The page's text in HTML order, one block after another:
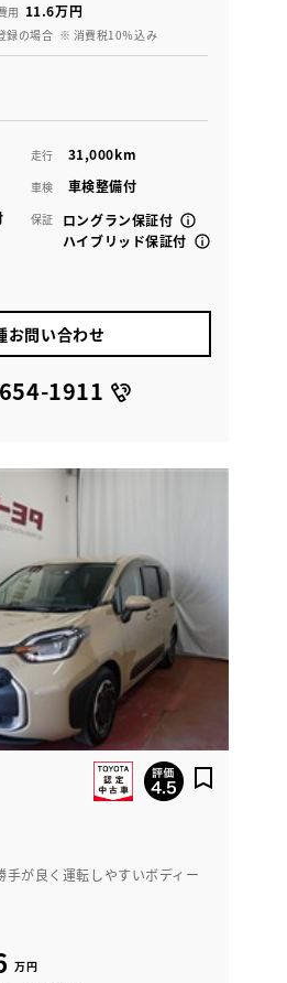
用 11.6万円
録の場合 ※ 消費税10％込み
走行 31,000km
車検 車検整備付
保証
ロングラン保証付
ハイブリッド保証付
お問い合わせ
1911
が良く運転しやすいボディー
万円